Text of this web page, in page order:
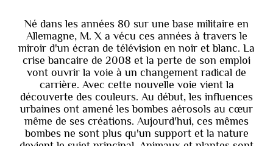
Né dans les années 80 sur une base militaire en
Allemagne, M. X a vécu ces années à travers le
miroir d'un écran de télévision en noir et blanc. La
crise bancaire de 2008 et la perte de son emploi
vont ouvrir la voie à un changement radical de
carrière. Avec cette nouvelle voie vient la
découverte des couleurs. Au début, les influences
urbaines ont amené les bombes aérosols au cœur
même de ses créations. Aujourd'hui, ces mêmes
bombes ne sont plus qu'un support et la nature